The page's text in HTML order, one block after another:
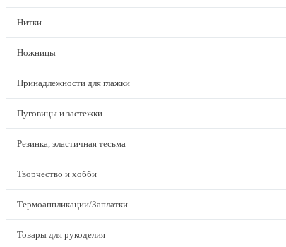
Нитки
Ножницы
Принадлежности для глажки
Пуговицы и застежки
Резинка, эластичная тесьма
Творчество и хобби
Термоаппликации/Заплатки
Товары для рукоделия